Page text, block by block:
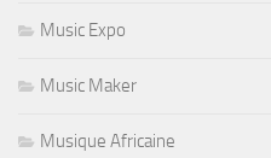
Music Expo
Music Maker
Musique Africaine